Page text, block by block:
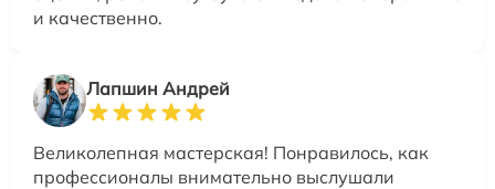
и качественно.
Лапшин Андрей
Великолепная мастерская! Понравилось, как
профессионалы внимательно выслушали